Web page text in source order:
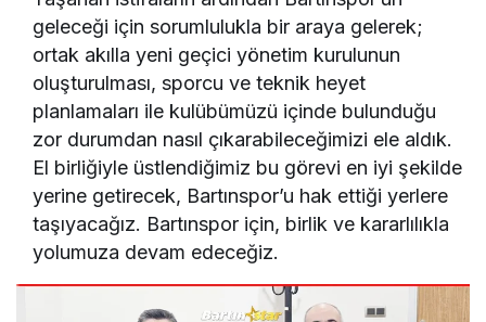
geleceği için sorumlulukla bir araya gelerek;
ortak akılla yeni geçici yönetim kurulunun
oluşturulması, sporcu ve teknik heyet
planlamaları ile kulübümüzü içinde bulunduğu
zor durumdan nasıl çıkarabileceğimizi ele aldık.
El birliğiyle üstlendiğimiz bu görevi en iyi şekilde
yerine getirecek, Bartınspor’u hak ettiği yerlere
taşıyacağız. Bartınspor için, birlik ve kararlılıkla
yolumuza devam edeceğiz.